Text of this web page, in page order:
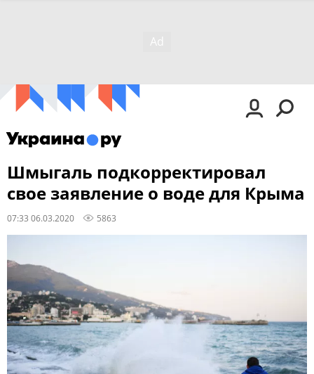
Шмыгаль подкорректировал
свое заявление о воде для Крыма
07:33 06.03.2020 5863